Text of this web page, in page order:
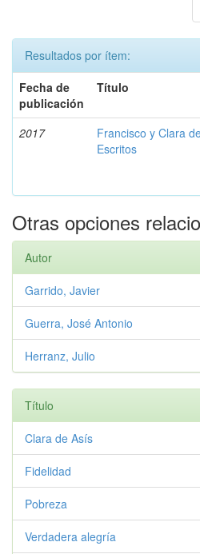
Resultados por ítem:
Fecha de
publicación
Título
2017
Francisco y Clara
Escritos
Otras opciones
Autor
Garrido, Javier
Guerra, José Antonio
Herranz, Julio
Título
Clara de Asís
Fidelidad
Pobreza
Verdadera alegría